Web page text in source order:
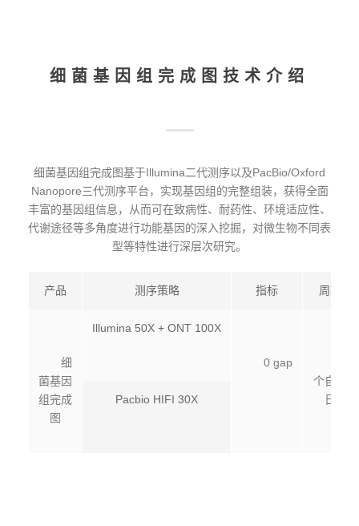
细菌基因组完成图技术介绍
细菌基因组完成图基于Illumina二代测序以及PacBio/Oxford
Nanopore三代测序平台，实现基因组的完整组装，获得全面
丰富的基因组信息，从而可在致病性、耐药性、环境适应性、
代谢途径等多角度进行功能基因的深入挖掘，对微生物不同表
型等特性进行深层次研究。
产品 测序策略 指标 周期
细
菌基因
组完成
图
Illumina 50X + ONT 100X
0 gap
个自然
日
Pacbio HIFI 30X